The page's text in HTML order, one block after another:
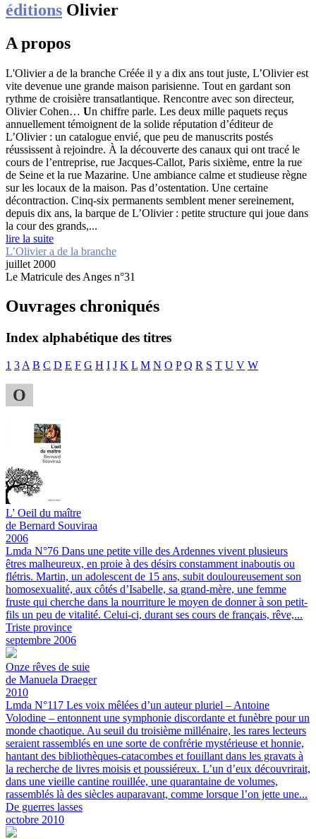
éditions Olivier
A propos
L'Olivier a de la branche Créée il y a dix ans tout juste, L’Olivier est
vite devenue une grande maison parisienne. Tout en gardant son
rythme de croisière transatlantique. Rencontre avec son directeur,
Olivier Cohen… Un chiffre parle. Les deux mille paquets reçus
annuellement témoignent de la solide réputation d’éditeur de
L’Olivier : un catalogue envié, que peu de manuscrits postés
réussissent à rejoindre. À la découverte des canaux qui ont tracé le
cours de l’entreprise, rue Jacques-Callot, Paris sixième, entre la rue
de Seine et la rue Mazarine. Une ambiance calme et studieuse règne
sur les locaux de la maison. Pas d’ostentation. Une certaine
décontraction. Cinq-six permanents semblent mener sereinement,
depuis dix ans, la barque de L’Olivier : petite structure qui joue dans
la cour des grands,...
lire la suite
L’Olivier a de la branche
juillet 2000
Le Matricule des Anges n°31
Ouvrages chroniqués
Index alphabétique des titres
1 3 A B C D E F G H I J K L M N O P Q R S T U V W
O
L' Oeil du maître
de Bernard Souviraa
2006
Lmda N°76 Dans une petite ville des Ardennes vivent plusieurs
êtres malheureux, en proie à des désirs constamment inaboutis ou
flétris. Martin, un adolescent de 15 ans, subit douloureusement son
homosexualité, aux côtés d’Isabelle, sa grand-mère, une femme
fruste qui cherche dans la nourriture le moyen de donner à son petit-
fils un peu de vitalité. Celui-ci, durant ses cours de français, rêve,...
Triste province
septembre 2006
Onze rêves de suie
de Manuela Draeger
2010
Lmda N°117 Les voix mêlées d’un auteur pluriel – Antoine
Volodine – entonnent une symphonie discordante et funèbre pour un
monde chaotique. Au seuil du troisième millénaire, les rares lecteurs
seraient rassemblés en une sorte de confrérie mystérieuse et honnie,
hantant des bibliothèques-catacombes et fouillant dans les gravats à
la recherche de livres moisis et poussiéreux. L’un d’eux découvrirait,
dans une vieille cantine rouillée, une quarantaine de volumes,
rassemblés là des siècles auparavant, comme lorsque l’on jette une...
De guerres lasses
octobre 2010